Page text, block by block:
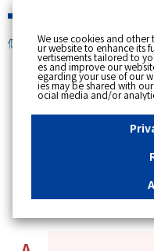
個人のお客さま
[ トップへ戻る ]
カテゴリー表示
更新日時 :
給湯器リモコンで
度を調節する場合
るか知りたい。
We use cookies and
ur website to enhance its
vertisements tailored to
es and improve our
egarding your use of our
ies may be shared with
ocial media and/or
bine the data shared by
ded to them or that they
ervices or other websites
ts delivered to you by
essary Cookies, please
of all Cookies, please
u can change your
"Privacy
our browser's "Settings".
site, please refer to the
y